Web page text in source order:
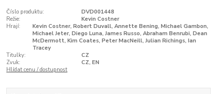
Číslo produktu:
DVD001448
Režie:
Kevin Costner
Hrají:
Kevin Costner, Robert Duvall, Annette Bening, Michael Gambon,
Michael Jeter, Diego Luna, James Russo, Abraham Benrubi, Dean
McDermott, Kim Coates, Peter MacNeill, Julian Richings, Ian
Tracey
Titulky:
CZ
Zvuk:
CZ, EN
Hlídat cenu / dostupnost